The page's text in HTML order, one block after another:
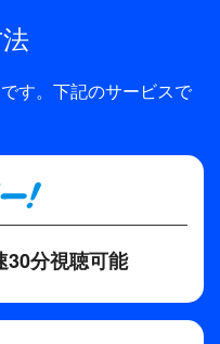
す。下記のサービスで
30分視聴可能